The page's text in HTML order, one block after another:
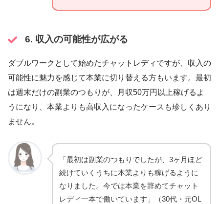
6. 収入の可能性が広がる
ダブルワークとして始めたチャットレディですが、収入の
可能性に魅力を感じて本業に切り替える方もいます。最初
は週末だけの副業のつもりが、月収50万円以上稼げるよ
うになり、本業よりも高収入になったケースも珍しくあり
ません。
「最初は副業のつもりでしたが、3ヶ月ほど
続けていくうちに本業よりも稼げるように
なりました。今では本業を辞めてチャット
レディ一本で働いています」（30代・元OL